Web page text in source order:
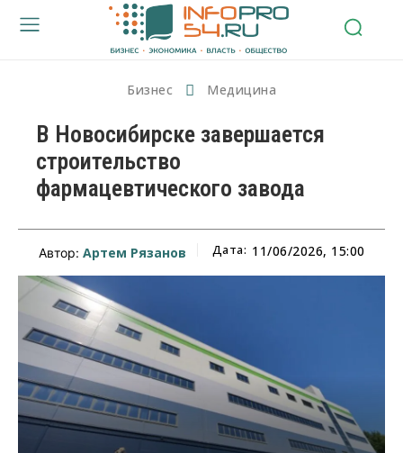
Бизнес Медицина
В Новосибирске завершается
строительство
фармацевтического завода
Автор: Артем Рязанов Дата: 11/06/2026, 15:00